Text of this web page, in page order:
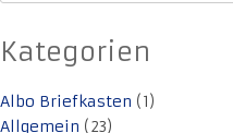
Kategorien
Albo Briefkasten (1)
Allgemein (23)